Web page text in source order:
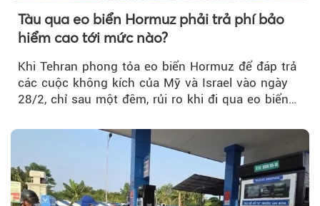
Tàu qua eo biển Hormuz phải trả phí bảo
hiểm cao tới mức nào?
Khi Tehran phong tỏa eo biển Hormuz để đáp trả
các cuộc không kích của Mỹ và Israel vào ngày
28/2, chỉ sau một đêm, rủi ro khi đi qua eo biển
theo.